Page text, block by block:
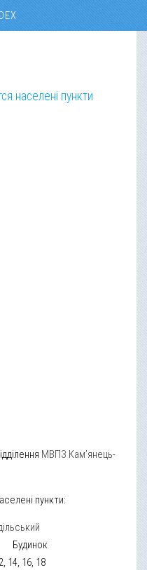
населені пункти
МВПЗ Кам’янець-
пункти:
Будинок
14, 16, 18